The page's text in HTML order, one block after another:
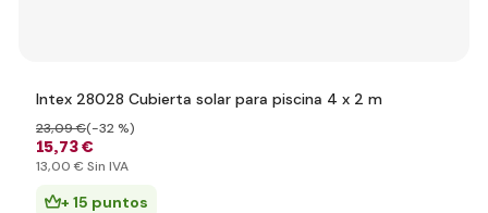
Intex 28028 Cubierta solar para piscina 4 x 2 m
15,73 €
23,09 €(-32 %)
13,00 € Sin IVA
+ 15 puntos